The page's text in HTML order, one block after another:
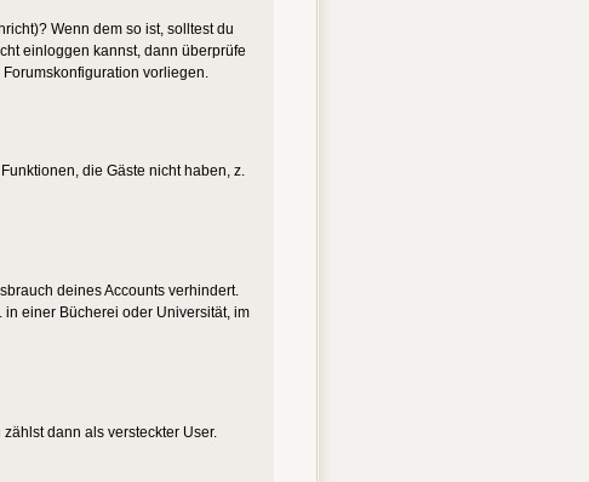
Wenn dem so ist, solltest du
einloggen kannst, dann überprüfe
vorliegen.
die Gäste nicht haben, z.
deines Accounts verhindert.
einer Bücherei oder Universität, im
dann als versteckter User.